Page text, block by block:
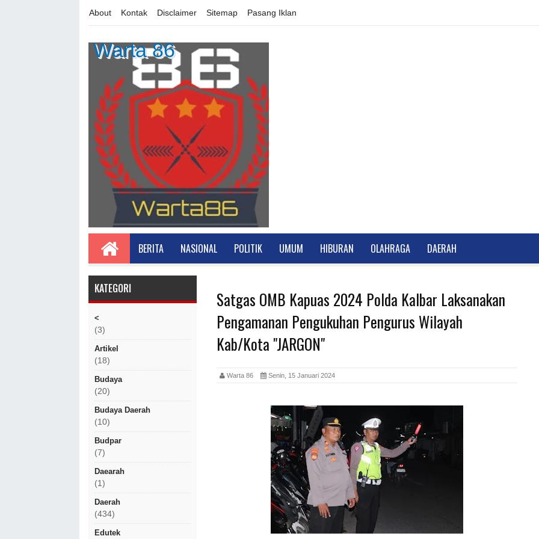
About Kontak Disclaimer Sitemap Pasang Iklan
Warta 86
BERITA NASIONAL POLITIK UMUM HIBURAN OLAHRAGA DAERAH
KATEGORI
<
(3)
Artikel
(18)
Budaya
(20)
Budaya Daerah
(10)
Budpar
(7)
Daearah
(1)
Daerah
(434)
Edutek
Satgas OMB Kapuas 2024 Polda Kalbar Laksanakan
Pengamanan Pengukuhan Pengurus Wilayah
Kab/Kota "JARGON"
Warta 86 Senin, 15 Januari 2024